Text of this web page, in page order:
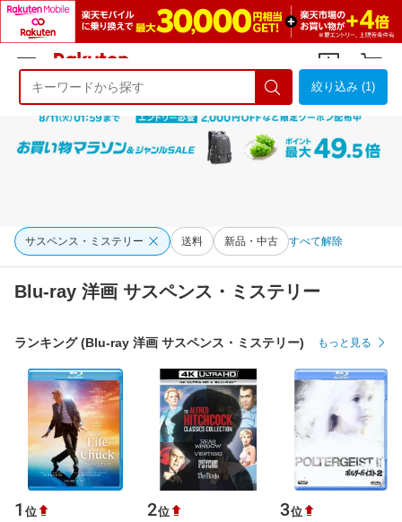
ようこそ 楽天市場へ ログイン
絞り込み (1)
サスペンス・ミステリー 送料 新品・中古 すべて解除
Blu-ray 洋画 サスペンス・ミステリー
ランキング (Blu-ray 洋画 サスペンス・ミステリー) もっと見る
1 位 2位 3位